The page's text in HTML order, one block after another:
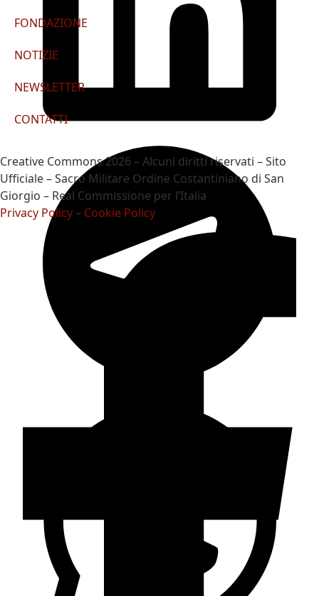
FONDAZIONE
NOTIZIE
NEWSLETTER
CONTATTI
Creative Commons 2026 – Alcuni diritti riservati – Sito
Ufficiale – Sacro Militare Ordine Costantiniano di San
Giorgio – Real Commissione per l’Italia
Privacy Policy – Cookie Policy